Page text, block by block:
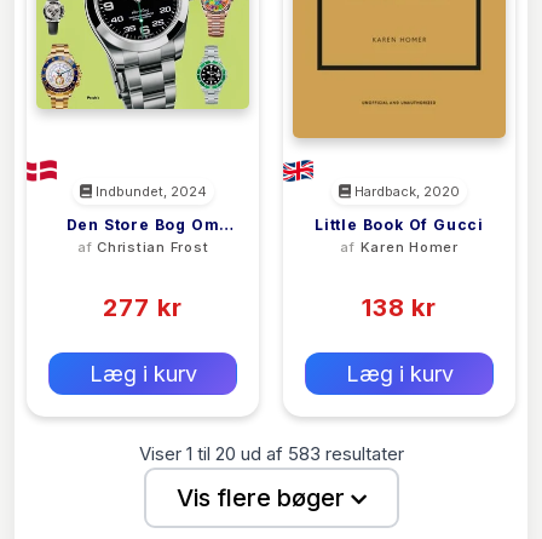
Indbundet, 2024
Den Store Bog Om
Rolex - Signeret
af Christian Frost
277 kr
Læg i kurv
Hardback, 2020
Little Book Of Gucci
af Karen Homer
138 kr
Læg i kurv
Viser 1 til 20 ud af 583 resultater
Vis flere bøger